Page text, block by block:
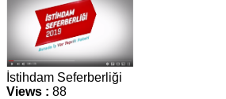
İstihdam Seferberliği
Views : 88